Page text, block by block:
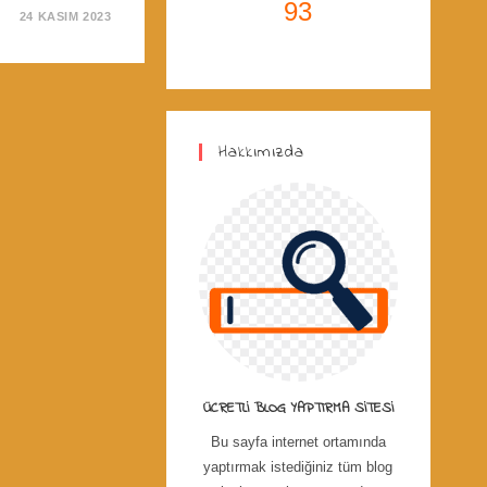
24 KASIM 2023
93
Hakkımızda
ÜCRETLI BLOG YAPTIRMA SITESI
Bu sayfa internet ortamında
yaptırmak istediğiniz tüm blog